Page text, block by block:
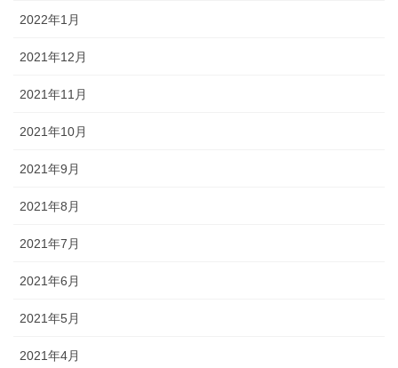
2022年1月
2021年12月
2021年11月
2021年10月
2021年9月
2021年8月
2021年7月
2021年6月
2021年5月
2021年4月